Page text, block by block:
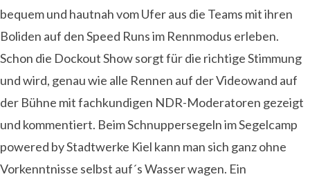
bequem und hautnah vom Ufer aus die Teams mit ihren
Boliden auf den Speed Runs im Rennmodus erleben.
Schon die Dockout Show sorgt für die richtige Stimmung
und wird, genau wie alle Rennen auf der Videowand auf
der Bühne mit fachkundigen NDR-Moderatoren gezeigt
und kommentiert. Beim Schnuppersegeln im Segelcamp
powered by Stadtwerke Kiel kann man sich ganz ohne
Vorkenntnisse selbst auf´s Wasser wagen. Ein